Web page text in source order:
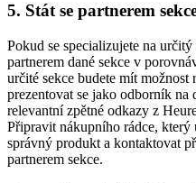
5. Stát se partnerem
Pokud se specializujete na
partnerem dané sekce v
určité sekce budete mít možnost
prezentovat se jako odborník na
relevantní zpětné odkazy z
Připravit nákupního rádce,
správný produkt a kontaktovat
partnerem sekce.